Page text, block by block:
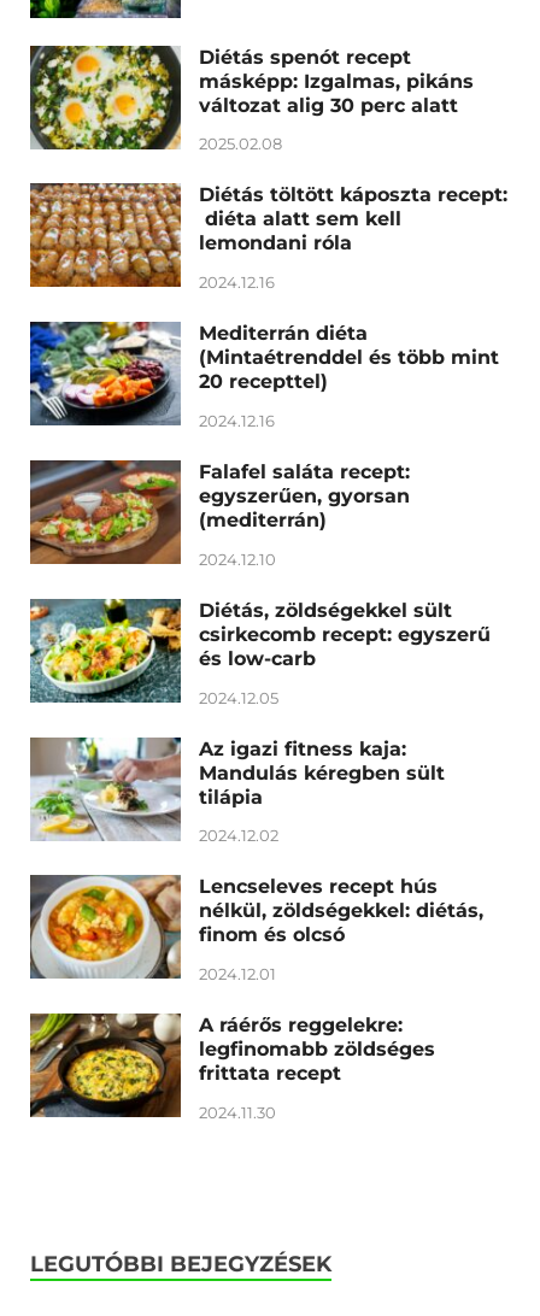
Diétás spenót recept
másképp: Izgalmas, pikáns
változat alig 30 perc alatt
2025.02.08
Diétás töltött káposzta recept:
diéta alatt sem kell
lemondani róla
2024.12.16
Mediterrán diéta
(Mintaétrenddel és több mint
20 recepttel)
2024.12.16
Falafel saláta recept:
egyszerűen, gyorsan
(mediterrán)
2024.12.10
Diétás, zöldségekkel sült
csirkecomb recept: egyszerű
és low-carb
2024.12.05
Az igazi fitness kaja:
Mandulás kéregben sült
tilápia
2024.12.02
Lencseleves recept hús
nélkül, zöldségekkel: diétás,
finom és olcsó
2024.12.01
A ráérős reggelekre:
legfinomabb zöldséges
frittata recept
2024.11.30
LEGUTÓBBI BEJEGYZÉSEK